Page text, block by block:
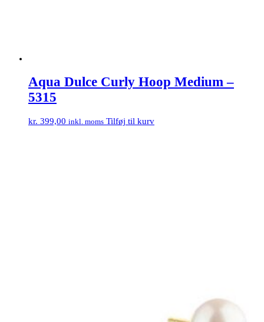
Aqua Dulce Curly Hoop Medium –
5315
kr. 399,00 inkl. moms Tilføj til kurv